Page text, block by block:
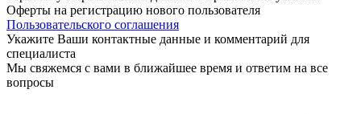
Оферты на регистрацию нового пользователя
Пользовательского соглашения
Укажите Ваши контактные данные и комментарий для
специалиста
Мы свяжемся с вами в ближайшее время и ответим на все
вопросы